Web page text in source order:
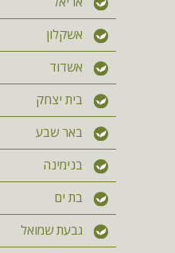
אשקלון
אשדוד
בית יצחק
באר שבע
בנימינה
בת ים
גבעת שמואל